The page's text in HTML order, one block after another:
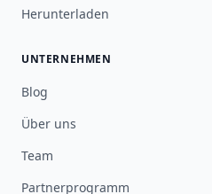
Herunterladen
UNTERNEHMEN
Blog
Über uns
Team
Partnerprogramm